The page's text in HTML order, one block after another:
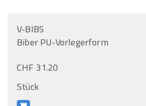
V-BIB5
Biber PU-Vorlegerform
CHF 31.20
Stück